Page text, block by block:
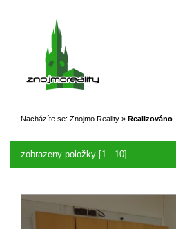
Nacházíte se: Znojmo Reality » Realizováno
zobrazeny položky [1 - 10]